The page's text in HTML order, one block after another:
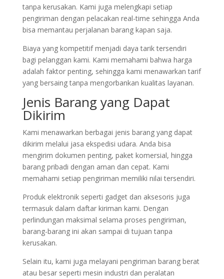
tanpa kerusakan. Kami juga melengkapi setiap
pengiriman dengan pelacakan real-time sehingga Anda
bisa memantau perjalanan barang kapan saja.
Biaya yang kompetitif menjadi daya tarik tersendiri
bagi pelanggan kami. Kami memahami bahwa harga
adalah faktor penting, sehingga kami menawarkan tarif
yang bersaing tanpa mengorbankan kualitas layanan.
Jenis Barang yang Dapat
Dikirim
Kami menawarkan berbagai jenis barang yang dapat
dikirim melalui jasa ekspedisi udara. Anda bisa
mengirim dokumen penting, paket komersial, hingga
barang pribadi dengan aman dan cepat. Kami
memahami setiap pengiriman memiliki nilai tersendiri.
Produk elektronik seperti gadget dan aksesoris juga
termasuk dalam daftar kiriman kami. Dengan
perlindungan maksimal selama proses pengiriman,
barang-barang ini akan sampai di tujuan tanpa
kerusakan.
Selain itu, kami juga melayani pengiriman barang berat
atau besar seperti mesin industri dan peralatan